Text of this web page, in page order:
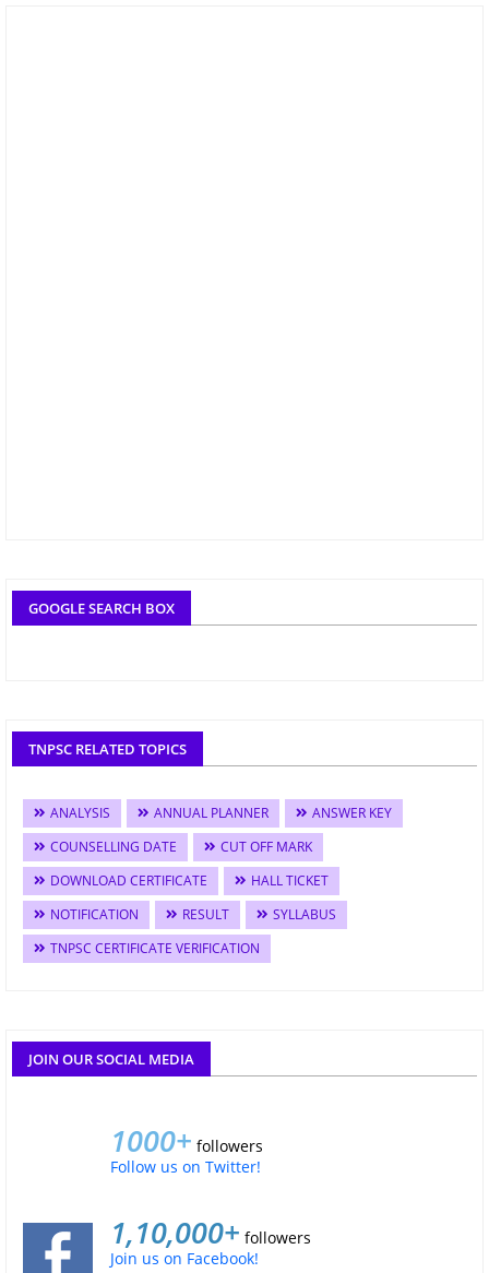
GOOGLE SEARCH BOX
TNPSC RELATED TOPICS
ANALYSIS ANNUAL PLANNER
ANSWER KEY
COUNSELLING DATE
CUT OFF MARK
DOWNLOAD CERTIFICATE
HALL TICKET
NOTIFICATION
RESULT
SYLLABUS
TNPSC CERTIFICATE VERIFICATION
JOIN OUR SOCIAL MEDIA
1000+ followers
Follow us on Twitter!
1,10,000+ followers
Join us on Facebook!